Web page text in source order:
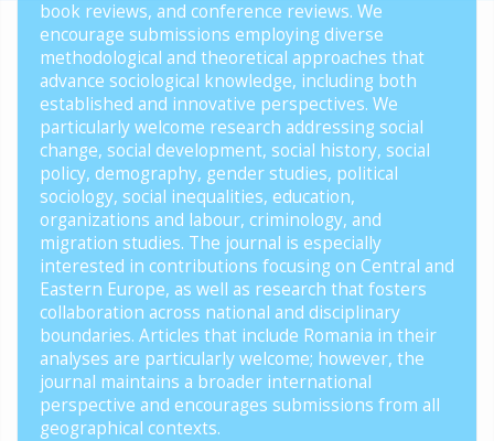
book reviews, and conference reviews. We
encourage submissions employing diverse
methodological and theoretical approaches that
advance sociological knowledge, including both
established and innovative perspectives. We
particularly welcome research addressing social
change, social development, social history, social
policy, demography, gender studies, political
sociology, social inequalities, education,
organizations and labour, criminology, and
migration studies. The journal is especially
interested in contributions focusing on Central and
Eastern Europe, as well as research that fosters
collaboration across national and disciplinary
boundaries. Articles that include Romania in their
analyses are particularly welcome; however, the
journal maintains a broader international
perspective and encourages submissions from all
geographical contexts.